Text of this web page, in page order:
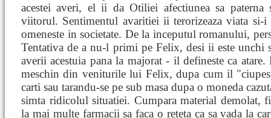
acestei averi, el ii da Otiliei afectiunea sa paterna
viitorul. Sentimentul avaritiei ii terorizeaza viata si-i
omeneste in societate. De la inceputul romanului,
Tentativa de a nu-l primi pe Felix, desi ii este unchi
averii acestuia pana la majorat - il defineste ca
meschin din veniturile lui Felix, dupa cum il
carti sau tarandu-se pe sub masa dupa o moneda
simta ridicolul situatiei. Cumpara material demolat,
la mai multe farmacii sa faca o reteta ca sa vada la